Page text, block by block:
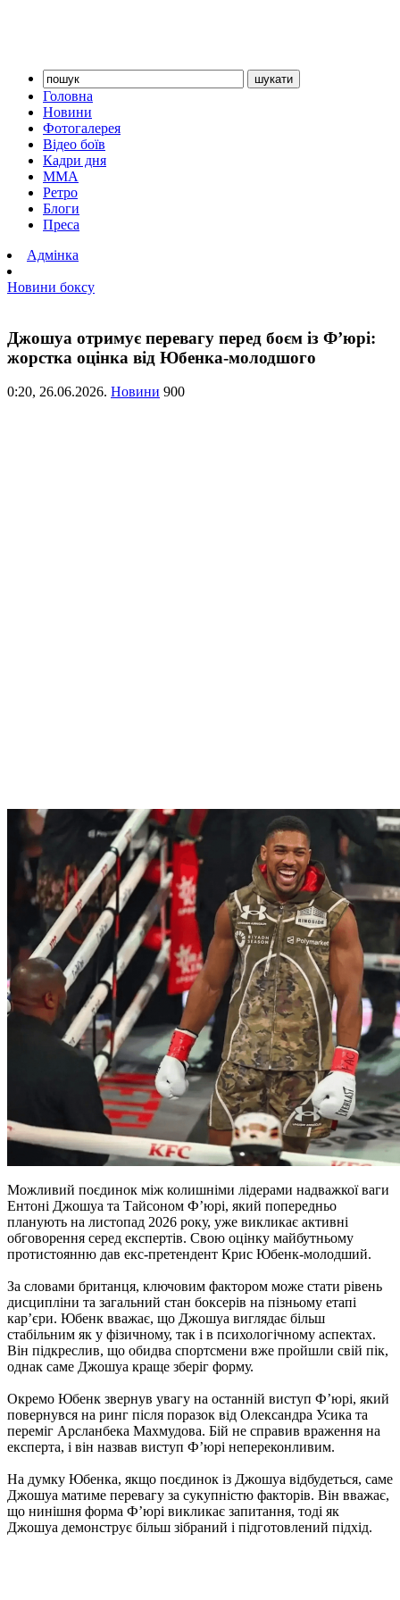
Головна
Новини
Фотогалерея
Відео боїв
Кадри дня
ММА
Ретро
Блоги
Преса
Адмінка
Новини боксу
Джошуа отримує перевагу перед боєм із Ф’юрі:
жорстка оцінка від Юбенка-молодшого
0:20, 26.06.2026. Новини 900
Можливий поєдинок між колишніми лідерами надважкої ваги
Ентоні Джошуа та Тайсоном Ф’юрі, який попередньо
планують на листопад 2026 року, уже викликає активні
обговорення серед експертів. Свою оцінку майбутньому
протистоянню дав екс-претендент Крис Юбенк-молодший.
За словами британця, ключовим фактором може стати рівень
дисципліни та загальний стан боксерів на пізньому етапі
кар’єри. Юбенк вважає, що Джошуа виглядає більш
стабільним як у фізичному, так і в психологічному аспектах.
Він підкреслив, що обидва спортсмени вже пройшли свій пік,
однак саме Джошуа краще зберіг форму.
Окремо Юбенк звернув увагу на останній виступ Ф’юрі, який
повернувся на ринг після поразок від Олександра Усика та
переміг Арсланбека Махмудова. Бій не справив враження на
експерта, і він назвав виступ Ф’юрі непереконливим.
На думку Юбенка, якщо поєдинок із Джошуа відбудеться, саме
Джошуа матиме перевагу за сукупністю факторів. Він вважає,
що нинішня форма Ф’юрі викликає запитання, тоді як
Джошуа демонструє більш зібраний і підготовлений підхід.